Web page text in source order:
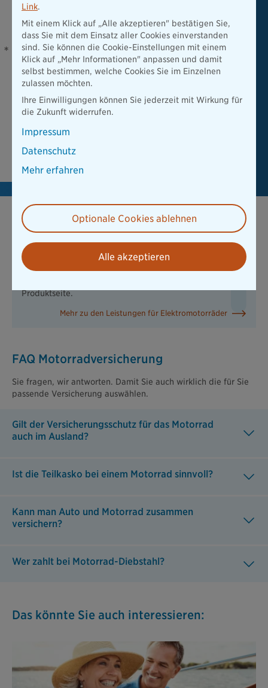
In nur einer Minute Beitrag
berechnen
*
Geburtsdatum
Jetzt berechnen
Beratung anfordern
Sie haben ein Elektromotorrad?
Unsere Motorradversicherung bietet spezielle Leistungen
Produktseite.
Mehr zu den Leistungen für Elektromotorräder
FAQ Motorradversicherung
Sie fragen, wir antworten. Damit Sie auch wirklich die für Sie
passende Versicherung auswählen.
Gilt der Versicherungsschutz für das Motorrad
auch im Ausland?
Ist die Teilkasko bei einem Motorrad sinnvoll?
Kann man Auto und Motorrad zusammen
versichern?
Wer zahlt bei Motorrad-Diebstahl?
Das könnte Sie auch interessieren:
Link.
Mit einem Klick auf „Alle akzeptieren" bestätigen Sie,
dass Sie mit dem Einsatz aller Cookies einverstanden
sind. Sie können die Cookie-Einstellungen mit einem
Klick auf „Mehr Informationen" anpassen und damit
selbst bestimmen, welche Cookies Sie im Einzelnen
zulassen möchten.
Ihre Einwilligungen können Sie jederzeit mit Wirkung für
die Zukunft widerrufen.
Impressum
Datenschutz
Mehr erfahren
Optionale Cookies ablehnen
Alle akzeptieren